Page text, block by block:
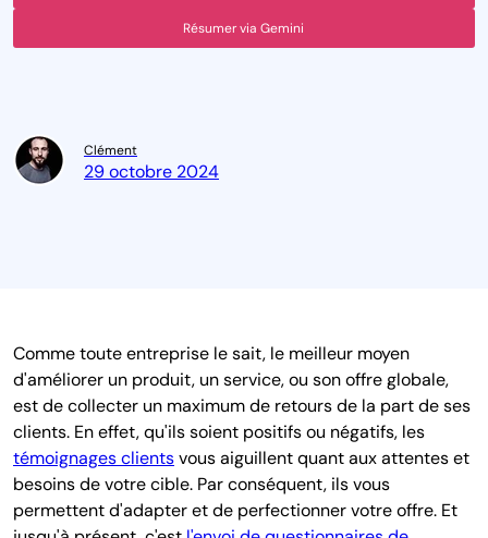
Résumer via Gemini
Clément
29 octobre 2024
Comme toute entreprise le sait, le meilleur moyen
d'améliorer un produit, un service, ou son offre globale,
est de collecter un maximum de retours de la part de ses
clients. En effet, qu'ils soient positifs ou négatifs, les
témoignages clientsvous aiguillent quant aux attentes et
besoins de votre cible. Par conséquent, ils vous
permettent d'adapter et de perfectionner votre offre. Et